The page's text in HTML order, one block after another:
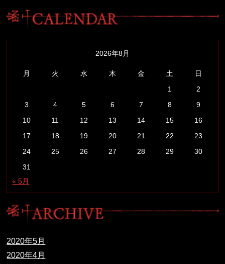
2026年8月
月 火 水 木 金 土
日
1
2
3
4 5 6 7 8
9
10
11 12 13 14 15
16
17
18 19 20 21 22
23
24
25 26 27 28 29
30
31
« 5月
2020年5月
2020年4月